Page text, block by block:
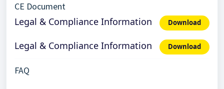
CE Document
Legal & Compliance Information Download
Legal & Compliance Information Download
FAQ